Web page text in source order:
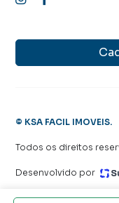
© KSA FACIL IMOVEIS.
Todos os direitos
Desenvolvido por